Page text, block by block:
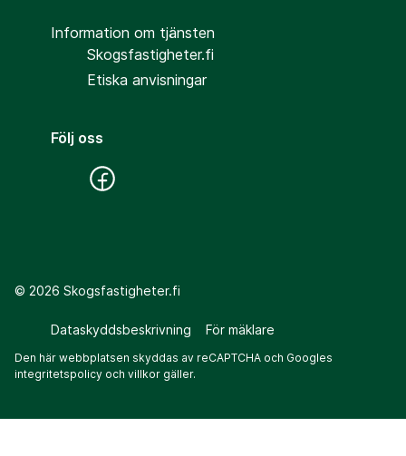
Information om tjänsten
Skogsfastigheter.fi
Etiska anvisningar
Följ oss
© 2026 Skogsfastigheter.fi
Dataskyddsbeskrivning För mäklare
Den här webbplatsen skyddas av reCAPTCHA och Googles
integritetspolicy och villkor gäller.